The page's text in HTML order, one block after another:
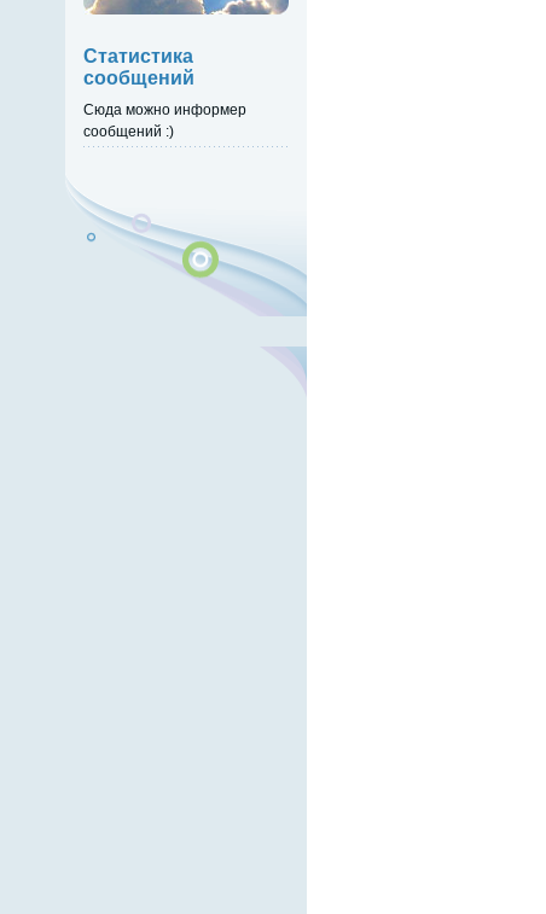
Статистика
сообщений
Сюда можно информер
сообщений :)